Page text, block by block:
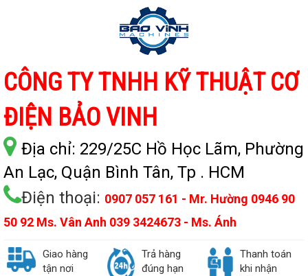
CÔNG TY TNHH KỸ THUẬT CƠ
ĐIỆN BẢO VINH
Địa chỉ: 229/25C Hồ Học Lãm, Phường
An Lạc, Quận Bình Tân, Tp . HCM
Điện thoại: 0907 057 161 - Mr. Hường 0946 90
50 92 Ms. Vân Anh 039 3424673 - Ms. Ánh
Giao hàng
tận nơi
Trả hàng
đúng hạn
Thanh toán
khi nhận